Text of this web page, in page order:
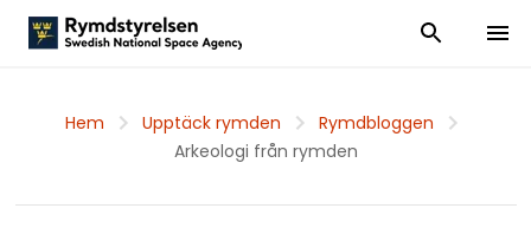
Visa och dölj
Visa
Hem Upptäck rymden
Rymdbloggen
Arkeologi från rymden